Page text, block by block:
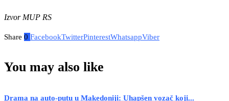
Izvor MUP RS
Share 0 FacebookTwitterPinterestWhatsappViber
You may also like
Drama na auto-putu u Makedoniji: Uhapšen vozač koji...